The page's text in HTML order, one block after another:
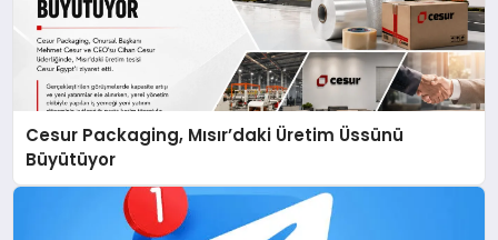
Cesur Packaging, Mısır’daki Üretim Üssünü
Büyütüyor